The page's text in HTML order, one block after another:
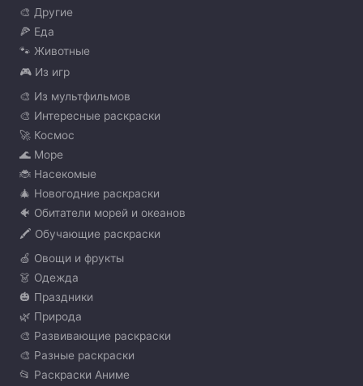
🎨 Другие
🍕 Еда
🐾 Животные
🎮 Из игр
🎨 Из мультфильмов
🎨 Интересные раскраски
🚀 Космос
🌊 Море
🐞 Насекомые
🎄 Новогодние раскраски
🐠 Обитатели морей и океанов
🖍️ Обучающие раскраски
🍏 Овощи и фрукты
👗 Одежда
🎃 Праздники
🌿 Природа
🎨 Развивающие раскраски
🎨 Разные раскраски
📂 Раскраски Аниме